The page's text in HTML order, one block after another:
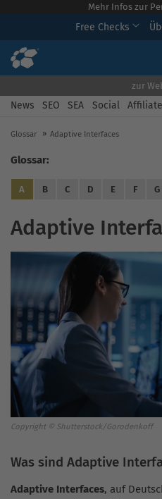
Mehr Infos zur
Free Checks
zur
News SEO SEA Social Affiliate
Glossar Adaptive Interfaces
Glossar:
A B C D E F G
Adaptive
Copyright © Shutterstock/Gorodenkoff
Was sind Adaptive
Adaptive Interfaces, auf